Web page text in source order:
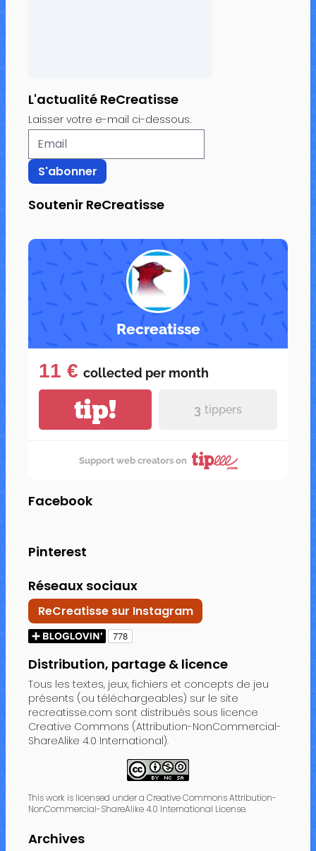
L'actualité ReCreatisse
Laisser votre e-mail ci-dessous.
Soutenir ReCreatisse
Recreatisse
11 € collected per month
tip! 3 tippers
Support web creators on
Facebook
Pinterest
Réseaux sociaux
ReCreatisse sur Instagram
Distribution, partage & licence
Tous les textes, jeux, fichiers et concepts de jeu
présents (ou téléchargeables) sur le site
recreatisse.com sont distribués sous licence
Creative Commons (Attribution-NonCommercial-
ShareAlike 4.0 International).
This work is licensed under a Creative Commons Attribution-
NonCommercial-ShareAlike 4.0 International License.
Archives